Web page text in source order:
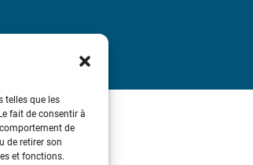
telles que les
fait de consentir à
de
de retirer son
et fonctions.